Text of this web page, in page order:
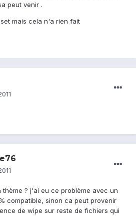
peut venir .
mais cela n'a rien fait
? j'ai eu ce problème avec un
compatible, sinon ca peut provenir
de wipe sur reste de fichiers qui